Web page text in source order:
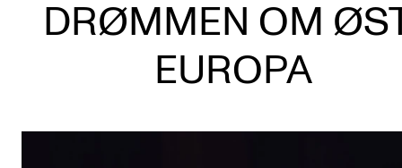
Alle studier
Bachelor
Årsstudium og videreutdanning
DRØMMEN OM
EUROPA